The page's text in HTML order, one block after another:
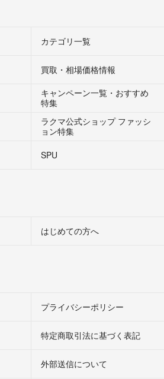
カテゴリ一覧
買取・相場価格情報
キャンペーン一覧・おすすめ
特集
ラクマ公式ショップ ファッシ
ョン特集
SPU
はじめての方へ
プライバシーポリシー
特定商取引法に基づく表記
外部送信について